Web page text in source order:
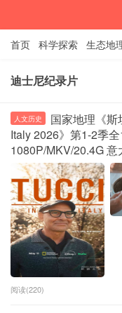
首页 科学探索 生态地
经典纪录 4K纪录片
迪士尼纪录片
人文历史
国家地理《斯
Italy 2026》第1-2季
1080P/MKV/20.4G 意
阅读(220)